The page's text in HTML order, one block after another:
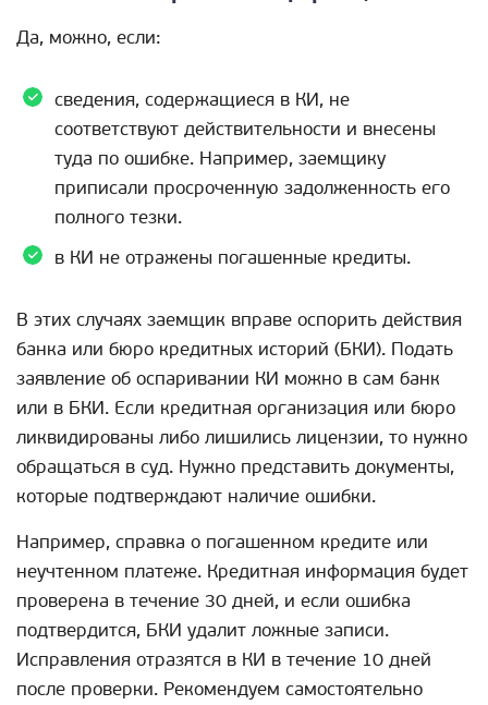
Да, можно, если:
сведения, содержащиеся в КИ, не
соответствуют действительности и внесены
туда по ошибке. Например, заемщику
приписали просроченную задолженность его
полного тезки.
в КИ не отражены погашенные кредиты.
В этих случаях заемщик вправе оспорить действия
банка или бюро кредитных историй (БКИ). Подать
заявление об оспаривании КИ можно в сам банк
или в БКИ. Если кредитная организация или бюро
ликвидированы либо лишились лицензии, то нужно
обращаться в суд. Нужно представить документы,
которые подтверждают наличие ошибки.
Например, справка о погашенном кредите или
неучтенном платеже. Кредитная информация будет
проверена в течение 30 дней, и если ошибка
подтвердится, БКИ удалит ложные записи.
Исправления отразятся в КИ в течение 10 дней
после проверки. Рекомендуем самостоятельно